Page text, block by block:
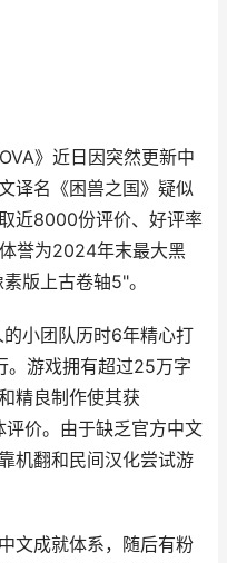
》近日因突然更新中
译名《困兽之国》疑似
近8000份评价、好评率
誉为2024年末最大黑
版上古卷轴5"。
小团队历时6年精心打
。游戏拥有超过25万字
精良制作使其获
价。由于缺乏官方中文
机翻和民间汉化尝试游
成就体系，随后有粉